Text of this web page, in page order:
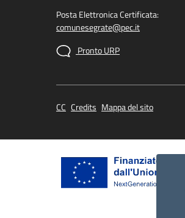
Posta Elettronica Certificata:
comunesegrate@pec.it
Pronto URP
CC Credits Mappa del sito